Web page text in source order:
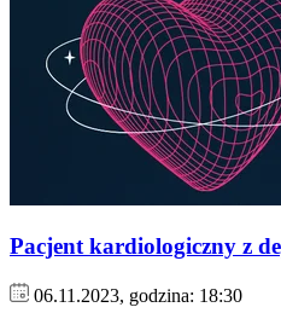
Pacjent kardiologiczny z
06.11.2023, godzina: 18:30